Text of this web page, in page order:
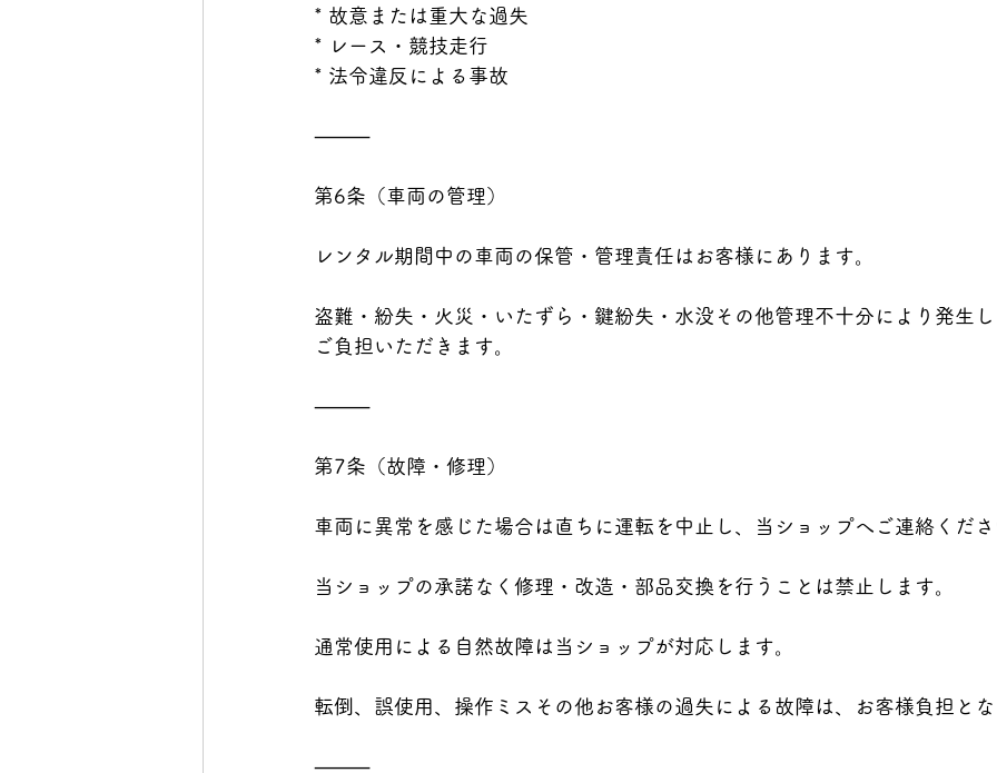
* 故意または重大な過失
* レース・競技走行
* 法令違反による事故
⸻
第6条（車両の管理）
レンタル期間中の車両の保管・管理責任はお客様にあります。
盗難・紛失・火災・いたずら・鍵紛失・水没その他管理不十分により発生
ご負担いただきます。
⸻
第7条（故障・修理）
車両に異常を感じた場合は直ちに運転を中止し、当ショップへご連絡くださ
当ショップの承諾なく修理・改造・部品交換を行うことは禁止します。
通常使用による自然故障は当ショップが対応します。
転倒、誤使用、操作ミスその他お客様の過失による故障は、お客様負担とな
⸻